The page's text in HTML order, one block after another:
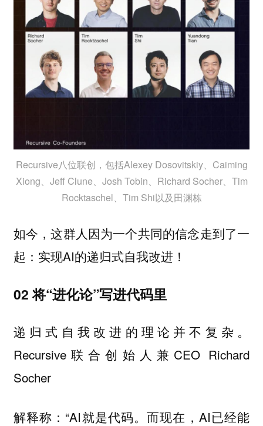
Recursive八位联创，包括Alexey Dosovitskiy、Caiming
Xiong、Jeff Clune、Josh Tobin、Richard Socher、Tim
Rocktaschel、Tim Shi以及田渊栋
如今，这群人因为一个共同的信念走到了一
起：实现AI的递归式自我改进！
02 将“进化论”写进代码里
递归式自我改进的理论并不复杂。
Recursive联合创始人兼CEO Richard
Socher
解释称：“AI就是代码。而现在，AI已经能